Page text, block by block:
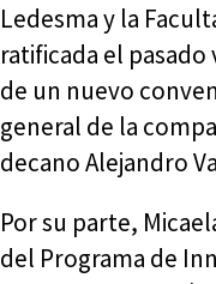
Ledesma y la
ratificada el
de un nuevo
general de la
decano Alejandro
Por su parte,
del Programa de